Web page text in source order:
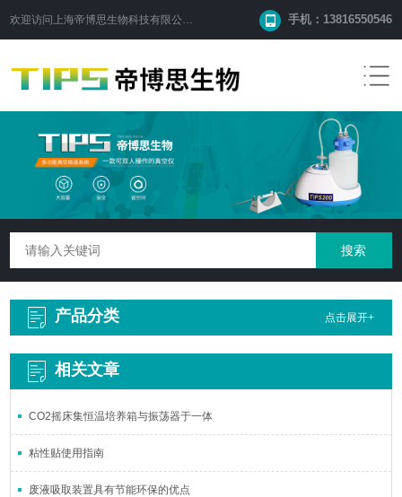
欢迎访问 上海帝博思生物科技有限公司 手机：13816550546
产品分类 点击展开+
相关文章
CO2摇床集恒温培养箱与振荡器于一体
粘性贴使用指南
废液吸取装置具有节能环保的优点